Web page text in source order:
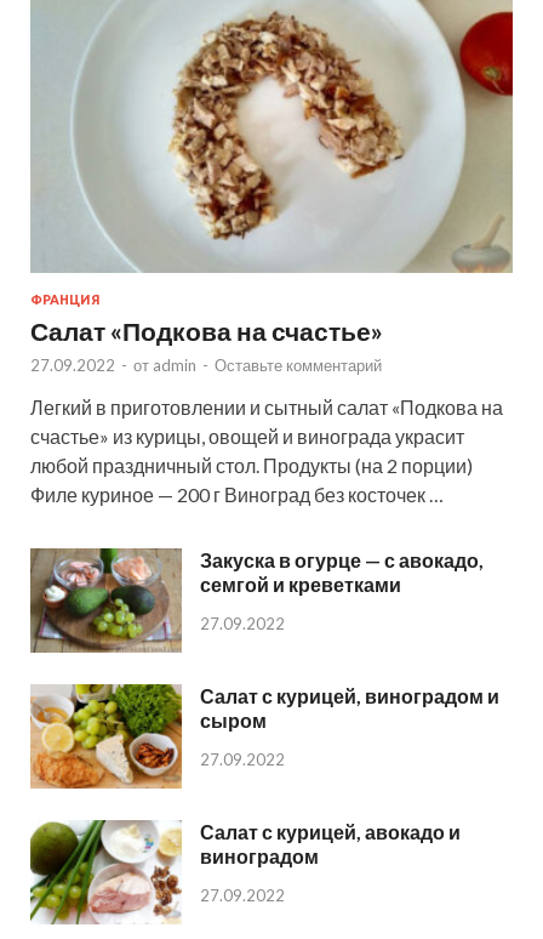
ФРАНЦИЯ
Салат «Подкова на счастье»
27.09.2022 - от admin - Оставьте комментарий
Легкий в приготовлении и сытный салат «Подкова на
счастье» из курицы, овощей и винограда украсит
любой праздничный стол. Продукты (на 2 порции)
Филе куриное — 200 г Виноград без косточек …
Закуска в огурце — с авокадо,
семгой и креветками
27.09.2022
Салат с курицей, виноградом и
сыром
27.09.2022
Салат с курицей, авокадо и
виноградом
27.09.2022